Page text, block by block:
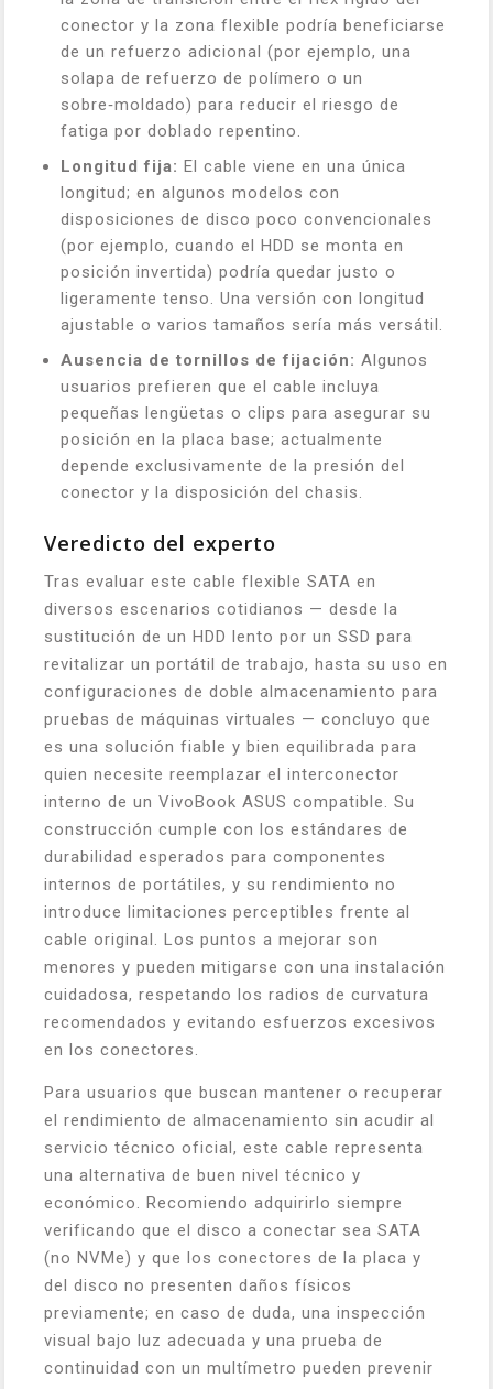
conector y la zona flexible podría beneficiarse
de un refuerzo adicional (por ejemplo, una
solapa de refuerzo de polímero o un
sobre‑moldado) para reducir el riesgo de
fatiga por doblado repentino.
Longitud fija: El cable viene en una única
longitud; en algunos modelos con
disposiciones de disco poco convencionales
(por ejemplo, cuando el HDD se monta en
posición invertida) podría quedar justo o
ligeramente tenso. Una versión con longitud
ajustable o varios tamaños sería más versátil.
Ausencia de tornillos de fijación: Algunos
usuarios prefieren que el cable incluya
pequeñas lengüetas o clips para asegurar su
posición en la placa base; actualmente
depende exclusivamente de la presión del
conector y la disposición del chasis.
Veredicto del experto
Tras evaluar este cable flexible SATA en
diversos escenarios cotidianos — desde la
sustitución de un HDD lento por un SSD para
revitalizar un portátil de trabajo, hasta su uso en
configuraciones de doble almacenamiento para
pruebas de máquinas virtuales — concluyo que
es una solución fiable y bien equilibrada para
quien necesite reemplazar el interconector
interno de un VivoBook ASUS compatible. Su
construcción cumple con los estándares de
durabilidad esperados para componentes
internos de portátiles, y su rendimiento no
introduce limitaciones perceptibles frente al
cable original. Los puntos a mejorar son
menores y pueden mitigarse con una instalación
cuidadosa, respetando los radios de curvatura
recomendados y evitando esfuerzos excesivos
en los conectores.
Para usuarios que buscan mantener o recuperar
el rendimiento de almacenamiento sin acudir al
servicio técnico oficial, este cable representa
una alternativa de buen nivel técnico y
económico. Recomiendo adquirirlo siempre
verificando que el disco a conectar sea SATA
(no NVMe) y que los conectores de la placa y
del disco no presenten daños físicos
previamente; en caso de duda, una inspección
visual bajo luz adecuada y una prueba de
continuidad con un multímetro pueden prevenir